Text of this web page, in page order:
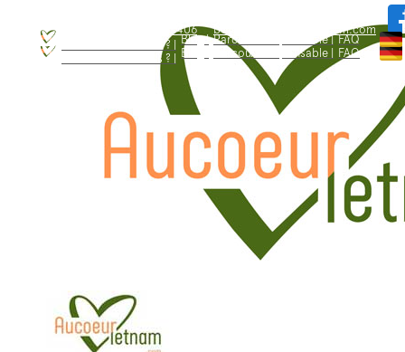
WhatsApp: +84.909.426.406 bonjour@aucoeurvietnam.com
Qui sommes - nous ? | Blog | Parcours responsable | FAQ
Qui sommes - nous ? | Blog | Parcours responsable | FAQ